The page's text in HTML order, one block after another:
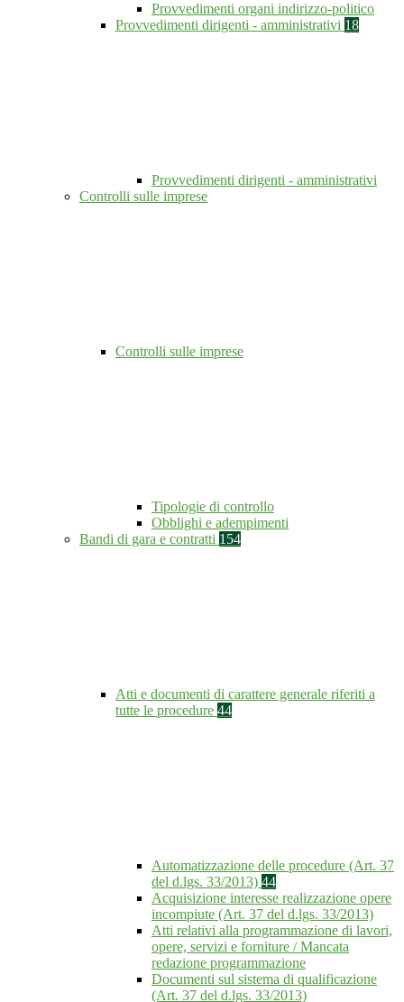
Provvedimenti organi indirizzo-politico
Provvedimenti dirigenti - amministrativi 18
Provvedimenti dirigenti - amministrativi
Controlli sulle imprese
Controlli sulle imprese
Tipologie di controllo
Obblighi e adempimenti
Bandi di gara e contratti 154
Atti e documenti di carattere generale riferiti a
tutte le procedure 44
Automatizzazione delle procedure (Art. 37
del d.lgs. 33/2013) 44
Acquisizione interesse realizzazione opere
incompiute (Art. 37 del d.lgs. 33/2013)
Atti relativi alla programmazione di lavori,
opere, servizi e forniture / Mancata
redazione programmazione
Documenti sul sistema di qualificazione
(Art. 37 del d.lgs. 33/2013)